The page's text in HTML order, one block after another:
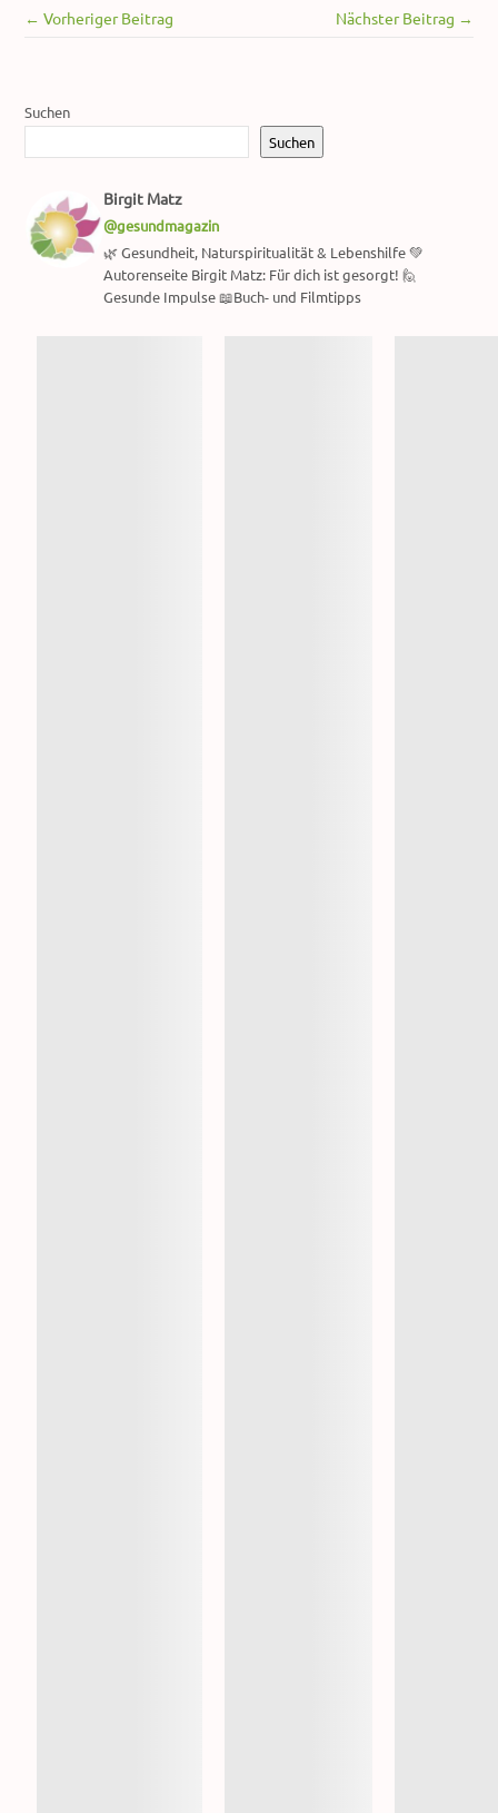
← Vorheriger Beitrag Nächster Beitrag →
Suchen
Suchen
Birgit Matz
@gesundmagazin
🌿 Gesundheit, Naturspiritualität & Lebenshilfe 💚
Autorenseite Birgit Matz: Für dich ist gesorgt! 🙋
Gesunde Impulse 📖Buch- und Filmtipps